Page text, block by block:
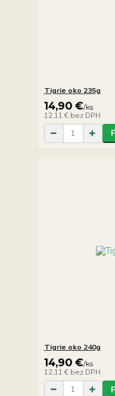
Tigrie oko 235g
14,90 €/ks
12,11 € bez DPH
Tigrie oko 240g
14,90 €/ks
12,11 € bez DPH